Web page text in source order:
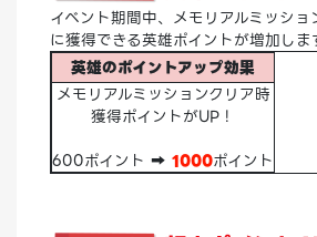
イベント期間中、メモリアルミッシ
に獲得できる英雄ポイントが増加しま
英雄のポイントアップ効果
メモリアルミッションクリア時
獲得ポイントがUP！
600ポイント ➡ 1000ポイント